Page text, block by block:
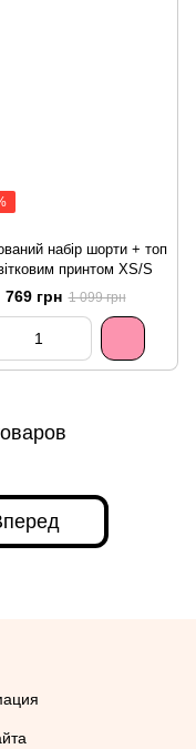
набір шорти + топ
принтом XS/S
769 грн 1 099 грн